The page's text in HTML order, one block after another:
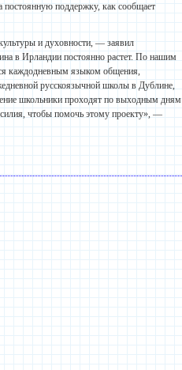
постоянную поддержку, как сообщает
и духовности, — заявил
в Ирландии постоянно растет. По нашим
каждодневным языком общения,
русскоязычной школы в Дублине,
школьники проходят по выходным дням
чтобы помочь этому проекту», —